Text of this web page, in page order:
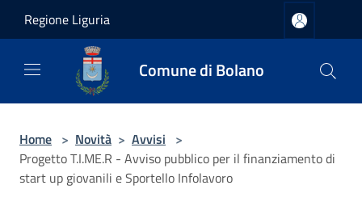
Regione Liguria
Comune di Bolano
Home > Novità > Avvisi >
Progetto T.I.ME.R - Avviso pubblico per il finanziamento di
start up giovanili e Sportello Infolavoro